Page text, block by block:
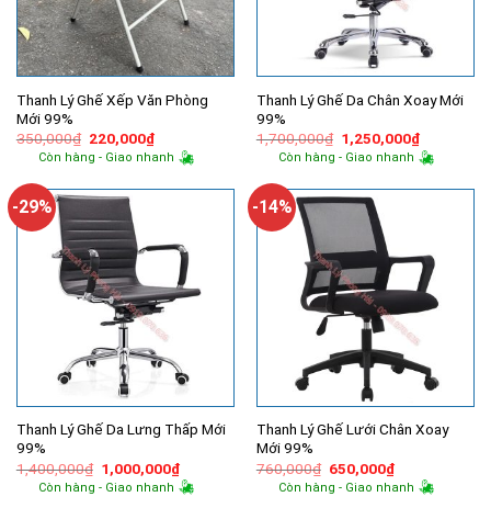
Thanh Lý Ghế Xếp Văn Phòng
Mới 99%
350,000₫ Giá
gốc
là:
220,000₫Giá
hiện
tại
220,000₫.
Còn hàng - Giao nhanh
Thanh Lý Ghế Da Chân Xoay Mới
99%
1,700,000₫ Giá
gốc
là:
1,250,000₫Giá
hiện
tại
Còn hàng - Giao nhanh
-29%
Thanh Lý Ghế Da Lưng Thấp Mới
99%
1,400,000₫ Giá
gốc
là:
1,000,000₫Giá
hiện
tại
Còn hàng - Giao nhanh
-14%
Thanh Lý Ghế Lưới Chân Xoay
Mới 99%
760,000₫ Giá
gốc
là:
650,000₫Giá
hiện
tại
Còn hàng - Giao nhanh